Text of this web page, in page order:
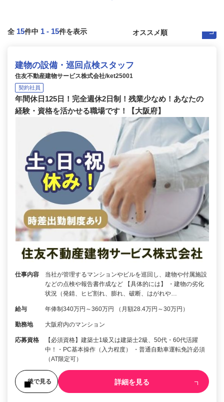
全 15件中 1 - 15件を表示
建物の設備・巡回点検スタッフ
住友不動産建物サービス株式会社/ket25001
契約社員
年間休日125日！完全週休2日制！残業少なめ！あなたの
経験・資格を活かせる職場です！【大阪府】
仕事内容
当社が管理するマンションやビルを巡回し、建物や付属施設
などの点検や報告書作成など 【具体的には】 ・建物の劣化
状況（発錆、ヒビ割れ、膨れ、破断、はがれや…
給与 年俸制340万円～360万円 （月額28.4万円～30万円）
勤務地 大阪府内のマンション
応募資格
【必須資格】建築士1級又は建築士2級、50代・60代活躍
中！・PC基本操作（入力程度） ・普通自動車運転免許必須
（AT限定可）
後で見る 詳細を見る